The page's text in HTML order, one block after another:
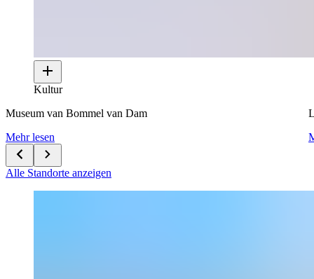
Kultur
Museum van Bommel van Dam
Mehr lesen
Alle Standorte anzeigen